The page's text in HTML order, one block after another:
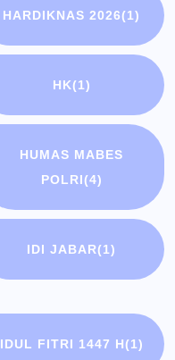
HARDIKNAS 2026(1)
HK(1)
HUMAS MABES
POLRI(4)
IDI JABAR(1)
IDUL FITRI 1447 H(1)